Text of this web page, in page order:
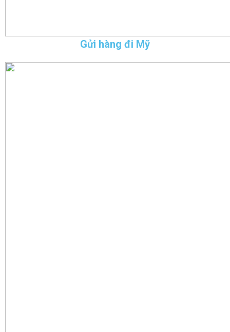
Gửi hàng đi Mỹ